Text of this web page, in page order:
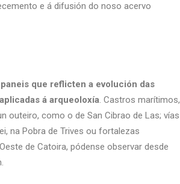
e á difusión do noso acervo
que reflicten a evolución das
á arqueoloxía. Castros marítimos,
outeiro, como o de San Cibrao de Las; vías
na Pobra de Trives ou fortalezas
de Catoira, pódense observar desde